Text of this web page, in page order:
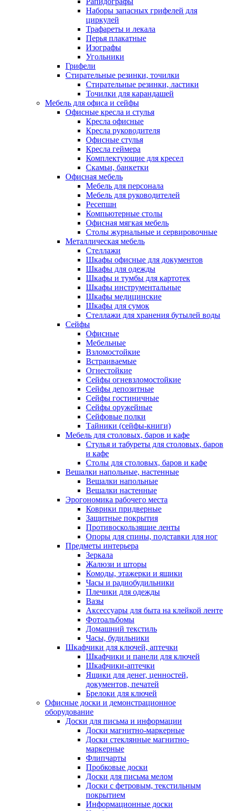
Наборы запасных грифелей для
циркулей
Трафареты и лекала
Перья плакатные
Изографы
Угольники
Грифели
Стирательные резинки, точилки
Стирательные резинки, ластики
Точилки для карандашей
Мебель для офиса и сейфы
Офисные кресла и стулья
Кресла офисные
Кресла руководителя
Офисные стулья
Кресла геймера
Комплектующие для кресел
Скамьи, банкетки
Офисная мебель
Мебель для персонала
Мебель для руководителей
Ресепшн
Компьютерные столы
Офисная мягкая мебель
Столы журнальные и сервировочные
Металлическая мебель
Стеллажи
Шкафы офисные для документов
Шкафы для одежды
Шкафы и тумбы для картотек
Шкафы инструментальные
Шкафы медицинские
Шкафы для сумок
Стеллажи для хранения бутылей воды
Сейфы
Офисные
Мебельные
Взломостойкие
Встраиваемые
Огнестойкие
Сейфы огневзломостойкие
Сейфы депозитные
Сейфы гостиничные
Сейфы оружейные
Сейфовые полки
Тайники (сейфы-книги)
Мебель для столовых, баров и кафе
Стулья и табуреты для столовых, баров
и кафе
Столы для столовых, баров и кафе
Вешалки напольные, настенные
Вешалки напольные
Вешалки настенные
Эрогономика рабочего места
Коврики придверные
Защитные покрытия
Противоскользящие ленты
Опоры для спины, подставки для ног
Предметы интерьера
Зеркала
Жалюзи и шторы
Комоды, этажерки и ящики
Часы и радиобудильники
Плечики для одежды
Вазы
Аксессуары для быта на клейкой ленте
Фотоальбомы
Домашний текстиль
Часы, будильники
Шкафчики для ключей, аптечки
Шкафчики и панели для ключей
Шкафчики-аптечки
Ящики для денег, ценностей,
документов, печатей
Брелоки для ключей
Офисные доски и демонстрационное
оборудование
Доски для письма и информации
Доски магнитно-маркерные
Доски стеклянные магнитно-
маркерные
Флипчарты
Пробковые доски
Доски для письма мелом
Доски с фетровым, текстильным
покрытием
Информационные доски